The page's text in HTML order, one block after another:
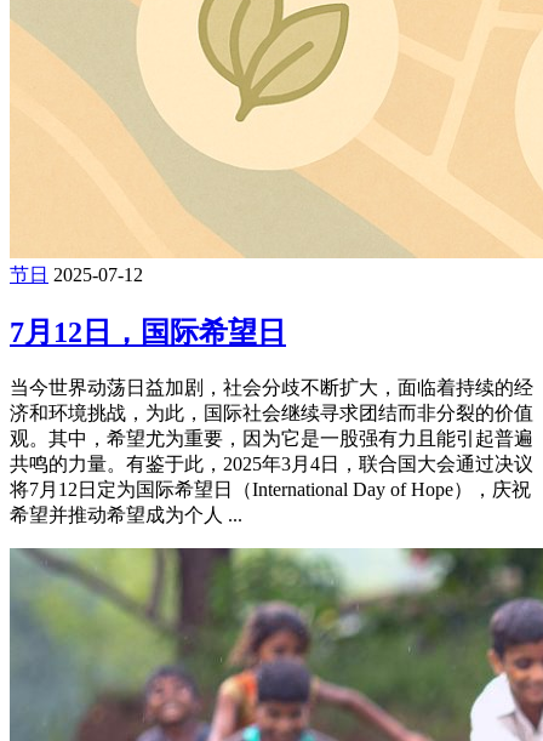
节日 2025-07-12
7月12日，国际希望日
当今世界动荡日益加剧，社会分歧不断扩大，面临着持续的经
济和环境挑战，为此，国际社会继续寻求团结而非分裂的价值
观。其中，希望尤为重要，因为它是一股强有力且能引起普遍
共鸣的力量。有鉴于此，2025年3月4日，联合国大会通过决议
将7月12日定为国际希望日（International Day of Hope），庆祝
希望并推动希望成为个人 ...